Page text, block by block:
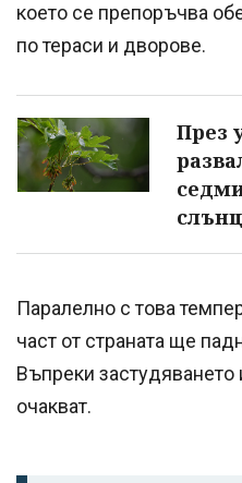
което се препоръчва
по тераси и дворове.
През
Паралелно с това
част от страната ще
Въпреки
очакват.